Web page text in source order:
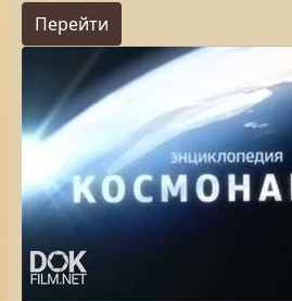
Перейти